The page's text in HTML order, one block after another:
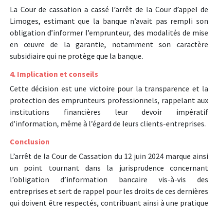
La Cour de cassation a cassé l’arrêt de la Cour d’appel de
Limoges, estimant que la banque n’avait pas rempli son
obligation d’informer l’emprunteur, des modalités de mise
en œuvre de la garantie, notamment son caractère
subsidiaire qui ne protège que la banque.
4. Implication et conseils
Cette décision est une victoire pour la transparence et la
protection des emprunteurs professionnels, rappelant aux
institutions financières leur devoir impératif
d’information, même à l’égard de leurs clients-entreprises.
Conclusion
L’arrêt de la Cour de Cassation du 12 juin 2024 marque ainsi
un point tournant dans la jurisprudence concernant
l’obligation d’information bancaire vis-à-vis des
entreprises et sert de rappel pour les droits de ces dernières
qui doivent être respectés, contribuant ainsi à une pratique